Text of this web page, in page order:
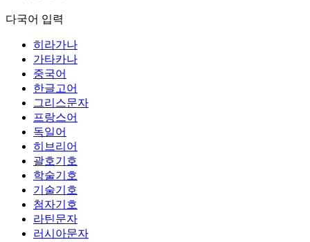
다국어 입력
히라가나
가타카나
중국어
한글고어
그리스문자
프랑스어
독일어
히브리어
괄호기호
학술기호
기술기호
첨자기호
라틴문자
러시아문자